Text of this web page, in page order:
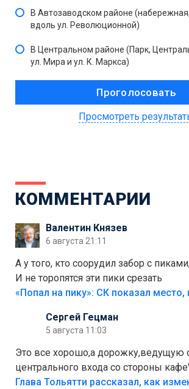
В Автозаводском районе
вдоль ул. Революционной)
В Центральном районе (Парк,
ул. Мира и ул. К. Маркса)
Просмотреть
КОММЕНТАРИИ
Валентин Князев
6 августа 21:11
А у того, кто соорудил забор с
И не торопятся эти пики срезать
Сергей Гецман
5 августа 11:03
Это все хорошо,а дорожку,ведущую
центрального входа со стороны
аттракционам слабо доделать?А то